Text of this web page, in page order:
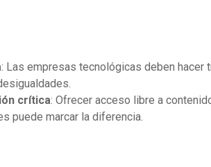
: Las empresas tecnológicas deben hacer
crítica: Ofrecer acceso libre a
puede marcar la diferencia.